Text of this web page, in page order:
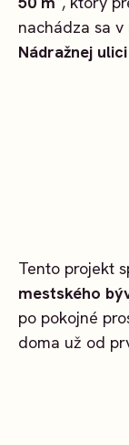
nachádza sa v
Nádražnej
Tento projekt
mestského
po pokojné
doma už od